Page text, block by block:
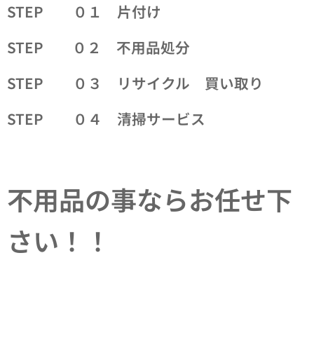
STEP ０１ 片付け
STEP ０２ 不用品処分
STEP ０３ リサイクル 買い取り
STEP ０４ 清掃サービス
不用品の事ならお任せ下
さい！！